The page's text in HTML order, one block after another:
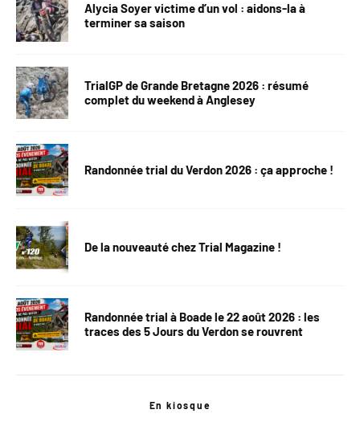
Alycia Soyer victime d’un vol : aidons-la à
terminer sa saison
TrialGP de Grande Bretagne 2026 : résumé
complet du weekend à Anglesey
Randonnée trial du Verdon 2026 : ça approche !
De la nouveauté chez Trial Magazine !
Randonnée trial à Boade le 22 août 2026 : les
traces des 5 Jours du Verdon se rouvrent
En kiosque